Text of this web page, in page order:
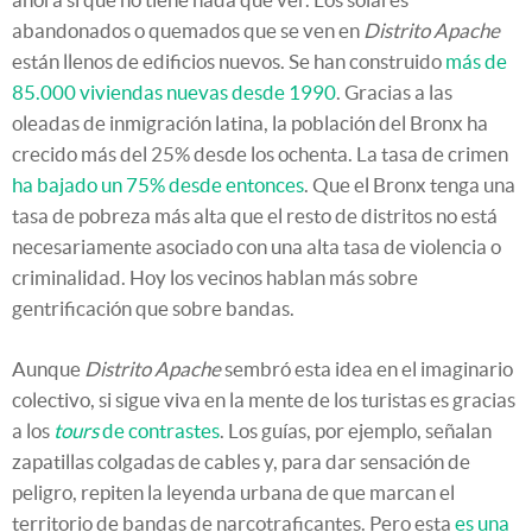
abandonados o quemados que se ven en Distrito Apache
están llenos de edificios nuevos. Se han construido más de
85.000 viviendas nuevas desde 1990. Gracias a las
oleadas de inmigración latina, la población del Bronx ha
crecido más del 25% desde los ochenta. La tasa de crimen
ha bajado un 75% desde entonces. Que el Bronx tenga una
tasa de pobreza más alta que el resto de distritos no está
necesariamente asociado con una alta tasa de violencia o
criminalidad. Hoy los vecinos hablan más sobre
gentrificación que sobre bandas.
Aunque Distrito Apachesembró esta idea en el imaginario
colectivo, si sigue viva en la mente de los turistas es gracias
a los toursde contrastes. Los guías, por ejemplo, señalan
zapatillas colgadas de cables y, para dar sensación de
peligro, repiten la leyenda urbana de que marcan el
territorio de bandas de narcotraficantes. Pero esta es una